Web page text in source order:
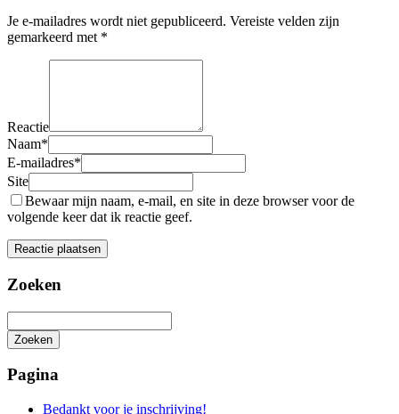
Je e-mailadres wordt niet gepubliceerd. Vereiste velden zijn
gemarkeerd met *
Reactie
Naam*
E-mailadres*
Site
Bewaar mijn naam, e-mail, en site in deze browser voor de
volgende keer dat ik reactie geef.
Zoeken
Zoeken
zoeken
Pagina
Bedankt voor je inschrijving!